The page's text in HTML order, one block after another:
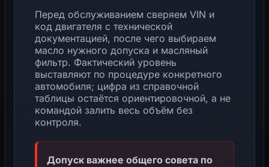
Перед обслуживанием сверяем VIN и
код двигателя с технической
документацией, после чего выбираем
масло нужного допуска и масляный
фильтр. Фактический уровень
выставляют по процедуре конкретного
автомобиля; цифра из справочной
таблицы остаётся ориентировочной, а не
командой залить весь объём без
контроля.
Допуск важнее общего совета по